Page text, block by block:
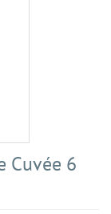
Cuvée 6